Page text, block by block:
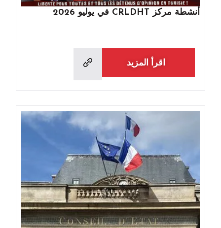
أنشطة مركز CRLDHT في يوليو 2026
اقرأ المزيد